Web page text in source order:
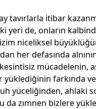
tavırlarla itibar
yeri de, onların
niceliksel
her defasında
mücadelenin,
farkında
yüceliğinden, ahlaki
zımnen bizlere